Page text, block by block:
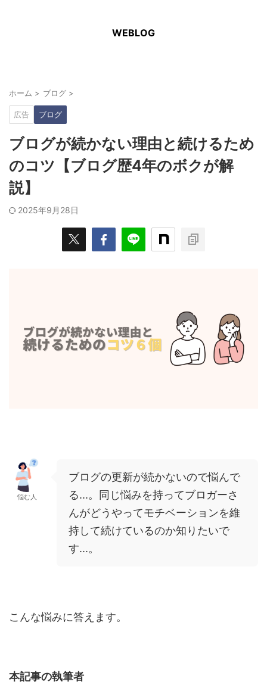
WEBLOG
ホーム > ブログ >
広告 ブログ
ブログが続かない理由と続けるため
のコツ【ブログ歴4年のボクが解
説】
2025年9月28日
悩む人
ブログの更新が続かないので悩んで
る...。同じ悩みを持ってブロガーさ
んがどうやってモチベーションを維
持して続けているのか知りたいで
す...。
こんな悩みに答えます。
本記事の執筆者